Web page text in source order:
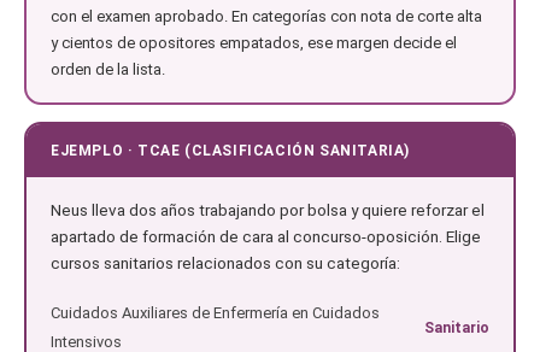
con el examen aprobado. En categorías con nota de corte alta
y cientos de opositores empatados, ese margen decide el
orden de la lista.
EJEMPLO · TCAE (CLASIFICACIÓN SANITARIA)
Neus lleva dos años trabajando por bolsa y quiere reforzar el
apartado de formación de cara al concurso-oposición. Elige
cursos sanitarios relacionados con su categoría:
Cuidados Auxiliares de Enfermería en Cuidados
Intensivos
Sanitario